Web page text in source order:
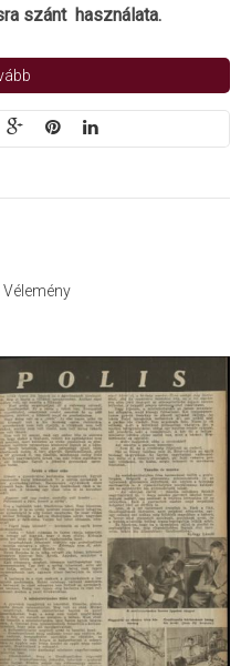
szánt használata.
Vélemény